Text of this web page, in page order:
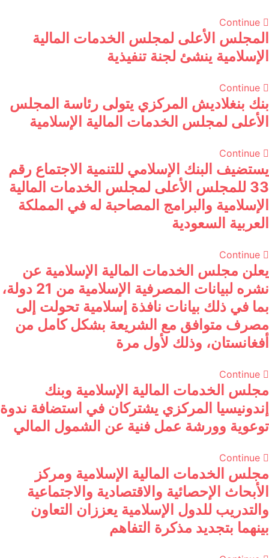
Continue
المجلس الأعلى لمجلس الخدمات المالية
الإسلامية ينشئ لجنة تنفيذية
Continue
بنك بنغلاديش المركزي يتولى رئاسة المجلس
الأعلى لمجلس الخدمات المالية الإسلامية
Continue
يستضيف البنك الإسلامي للتنمية الاجتماع رقم
33 للمجلس الأعلى لمجلس الخدمات المالية
الإسلامية والبرامج المصاحبة له في المملكة
العربية السعودية
Continue
يعلن مجلس الخدمات المالية الإسلامية عن
نشره لبيانات المصرفية الإسلامية من 21 دولة،
بما في ذلك بيانات نافذة إسلامية تحولت إلى
مصرف متوافق مع الشريعة بشكل كامل من
أفغانستان، وذلك لأول مرة
Continue
مجلس الخدمات المالية الإسلامية وبنك
إندونيسيا المركزي يشتركان في استضافة ندوة
توعوية وورشة عمل فنية عن الشمول المالي
Continue
مجلس الخدمات المالية الإسلامية ومركز
الأبحاث الإحصائية والاقتصادية والاجتماعية
والتدريب للدول الإسلامية يعززان التعاون
بينهما بتجديد مذكرة التفاهم